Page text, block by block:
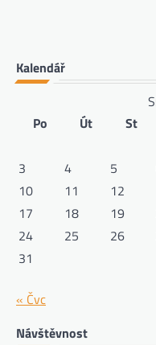
Kalendář
Po
Út St
3
4 5
10
11 12
17
18 19
24
25 26
31
« Čvc
Návštěvnost